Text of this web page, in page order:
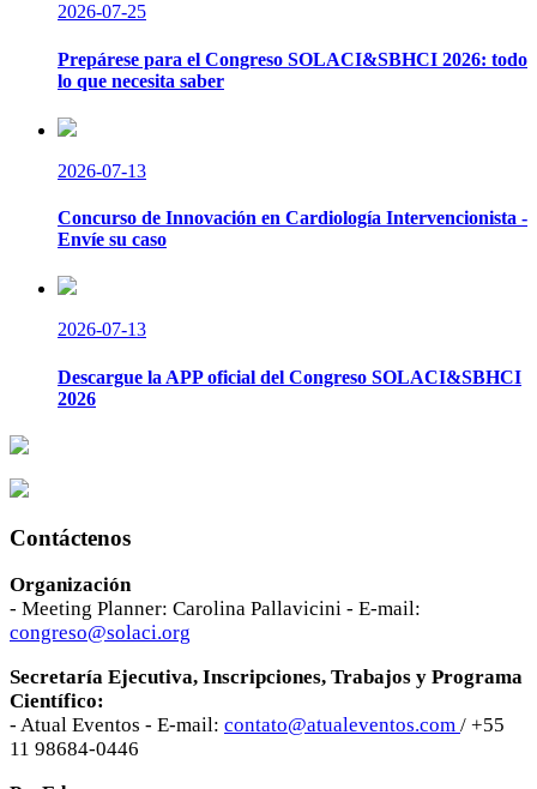
2026-07-25
Prepárese para el Congreso SOLACI&SBHCI 2026: todo
lo que necesita saber
2026-07-13
Concurso de Innovación en Cardiología Intervencionista -
Envíe su caso
2026-07-13
Descargue la APP oficial del Congreso SOLACI&SBHCI
2026
Contáctenos
Organización
- Meeting Planner: Carolina Pallavicini - E-mail:
congreso@solaci.org
Secretaría Ejecutiva, Inscripciones, Trabajos y Programa
Científico:
- Atual Eventos - E-mail: contato@atualeventos.com / +55
11 98684-0446